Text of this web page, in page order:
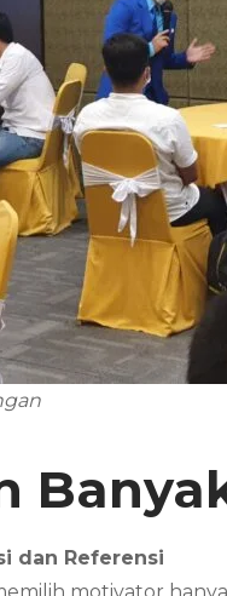
dan Referensi